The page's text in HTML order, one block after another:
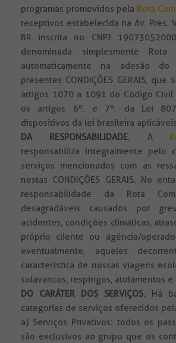
programas promovidos pela Rota
receptivos estabelecida na Av. Pres.
BR inscrita no CNPJ
denominada simplesmente Rota
automaticamente na adesão do
presentes CONDIÇÕES GERAIS,
artigos 1070 a 1091 do Código Civil
os artigos 6º. e 7º. da Lei
dispositivos da lei brasileira
DA RESPONSABILIDADE. A
responsabiliza integralmente pelo
serviços mencionados com as
nestas CONDIÇÕES GERAIS. No
responsabilidade da Rota
desagradáveis causados por
acidentes, condições climáticas,
próprio cliente ou agência/
eventualmente, aqueles
característica de nossas viagens
solavancos, respingos, atolamentos e
DO CARÁTER DOS SERVIÇOS. Há
categorias de serviços oferecidos
a) Serviços Privativos: todos os
são exclusivos ao grupo que os